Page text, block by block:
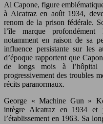
Al Capone, figure
à Alcatraz en août 1934,
renom de la prison fédérale.
l’île marque profondément
notamment en raison de sa
influence persistante sur les
d’époque rapportent que
de longs mois à
progressivement des troubles
récits paranormaux.
George « Machine Gun »
intègre Alcatraz en 1934 et
l’établissement en 1963. Sa